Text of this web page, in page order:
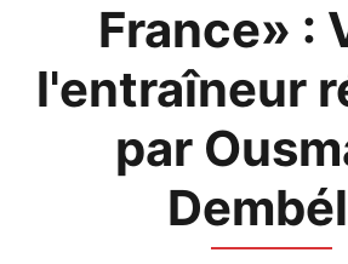
France» :
l'entraîneur
par